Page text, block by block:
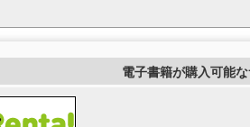
電子書籍が購入可能